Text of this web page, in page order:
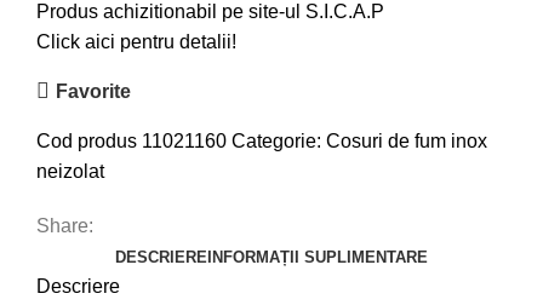
Produs achizitionabil pe site-ul S.I.C.A.P
Click aici pentru detalii!
Favorite
Cod produs 11021160 Categorie: Cosuri de fum inox
neizolat
Share:
DESCRIERE INFORMAȚII SUPLIMENTARE
Descriere